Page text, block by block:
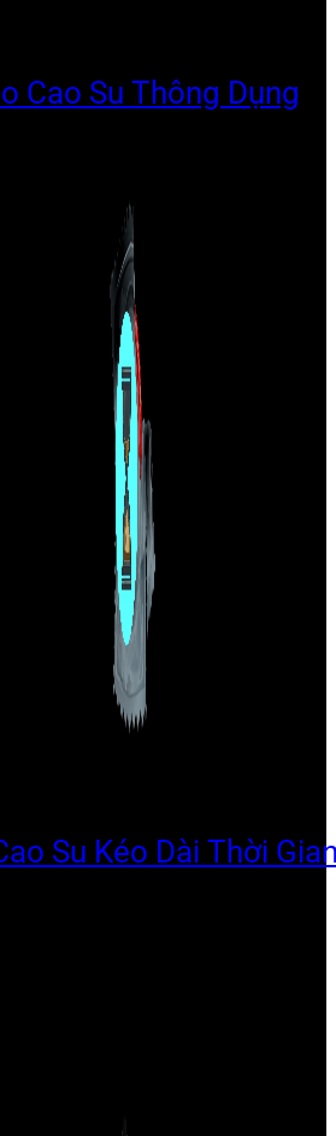
Cao Su Thông Dụng
Su Kéo Dài Thời